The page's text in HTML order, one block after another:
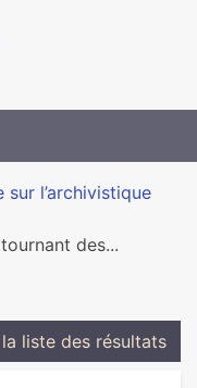
l’archivistique
des...
liste des résultats